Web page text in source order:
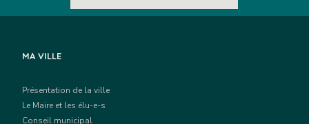
MA VILLE
Présentation de la ville
Le Maire et les élu-e-s
Conseil municipal